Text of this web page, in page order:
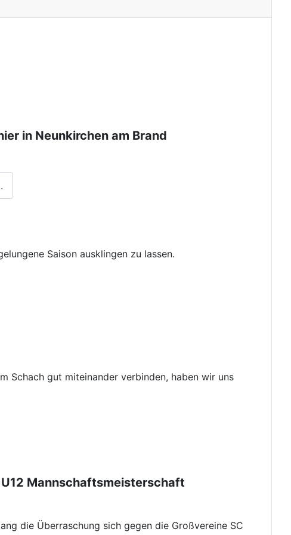
in Neunkirchen am Brand
Saison ausklingen zu lassen.
Schach gut miteinander verbinden, haben wir uns
Mannschaftsmeisterschaft
die Überraschung sich gegen die Großvereine SC